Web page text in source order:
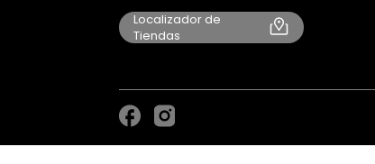
Localizador de
Tiendas